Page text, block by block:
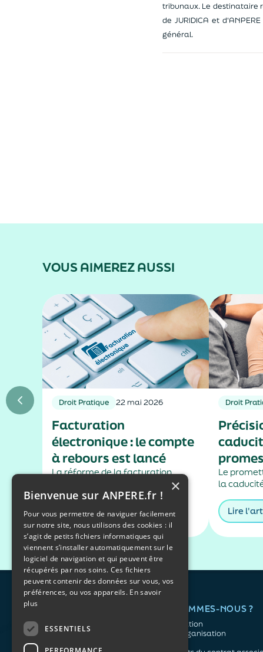
tribunaux. Le destinataire
de JURIDICA et
général.
VOUS AIMEREZ AUSSI
Droit Pratique 22 mai 2026
Facturation
électronique : le compte
à rebours est lancé
La réforme de la facturation
progressivement à toutes les
la TVA, avec une première
échéance en 2026 puis une
montée en charge en 2027, selon
la nature de leur activité. Un
calendrier qui...
Lire l'article
Droit
vente
Le
la
de la
Lire
QUI SOMMES-NOUS ?
L'association
Notre organisation
×
Bienvenue sur ANPERE.fr !
Pour vous permettre de naviguer facilement
sur notre site, nous utilisons des cookies : il
s’agit de petits fichiers informatiques qui
viennent s’installer automatiquement sur le
logiciel de navigation et qui peuvent être
récupérés par nos soins. Ces fichiers
peuvent contenir des données sur vous, vos
préférences, ou vos appareils. En savoir
plus
ESSENTIELS